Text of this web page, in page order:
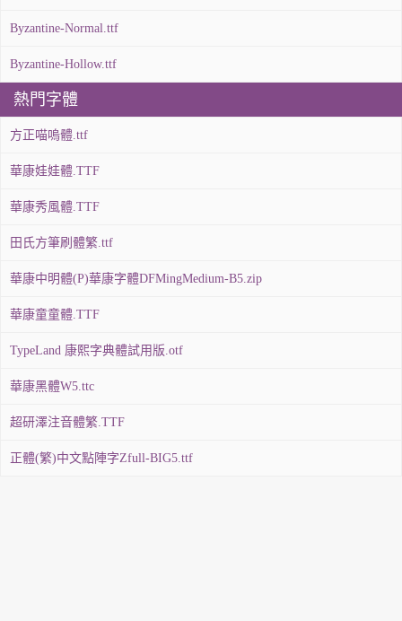
Byzantine-Normal.ttf
Byzantine-Hollow.ttf
熱門字體
方正喵嗚體.ttf
華康娃娃體.TTF
華康秀風體.TTF
田氏方筆刷體繁.ttf
華康中明體(P)華康字體DFMingMedium-B5.zip
華康童童體.TTF
TypeLand 康熙字典體試用版.otf
華康黑體W5.ttc
超研澤注音體繁.TTF
正體(繁)中文點陣字Zfull-BIG5.ttf